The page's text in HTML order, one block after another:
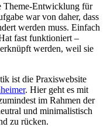
Theme-Entwicklung für
war von daher, dass
werden muss. Einfach
fast funktioniert –
werden, weil sie
ist die Praxiswebsite
. Hier geht es mit
im Rahmen der
und minimalistisch
zu rücken.